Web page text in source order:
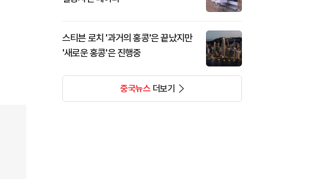
스티븐 로치 '과거의 홍콩'은 끝났지만
'새로운 홍콩'은 진행중
중국뉴스더보기